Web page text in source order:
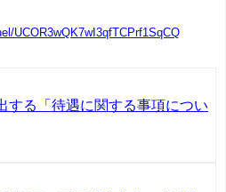
UCOR3wQK7wI3qfTCPrf1SqCQ
する「待遇に関する事項につい